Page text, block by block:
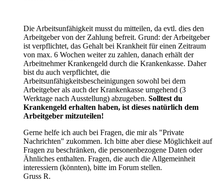
Die Arbeitsunfähigkeit musst du mitteilen, da evtl. dies den
Arbeitgeber von der Zahlung befreit. Grund: der Arbeitgeber
ist verpflichtet, das Gehalt bei Krankheit für einen Zeitraum
von max. 6 Wochen weiter zu zahlen, danach erhält der
Arbeitnehmer Krankengeld durch die Krankenkasse. Daher
bist du auch verpflichtet, die
Arbeitsunfähigkeitsbescheinigungen sowohl bei dem
Arbeitgeber als auch der Krankenkasse umgehend (3
Werktage nach Ausstellung) abzugeben. Solltest du
Krankengeld erhalten haben, ist dieses natürlich dem
Arbeitgeber mitzuteilen!
Gerne helfe ich auch bei Fragen, die mir als "Private
Nachrichten" zukommen. Ich bitte aber diese Möglichkeit auf
Fragen zu beschränken, die personenbezogene Daten oder
Ähnliches enthalten. Fragen, die auch die Allgemeinheit
interessiern (könnten), bitte im Forum stellen.
Gruss R.